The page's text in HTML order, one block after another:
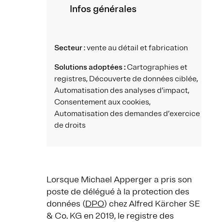
Infos générales
Secteur: vente au détail et fabrication
Solutions adoptées : Cartographies et
registres, Découverte de données ciblée,
Automatisation des analyses d’impact,
Consentement aux cookies,
Automatisation des demandes d’exercice
de droits
Lorsque Michael Apperger a pris son
poste de délégué à la protection des
données (DPO) chez Alfred Kärcher SE
& Co. KG en 2019, le registre des